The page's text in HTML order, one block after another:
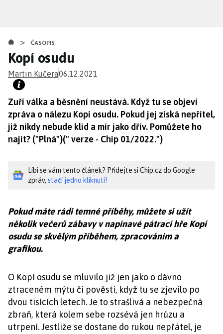
obsahu
> ČASOPIS
Kopí osudu
Martin Kučera06.12.2021
Zuří válka a běsnění neustává. Když tu se objeví
zpráva o nálezu Kopí osudu. Pokud jej získá nepřítel,
již nikdy nebude klid a mír jako dřív. Pomůžete ho
najít? ("Plná")(" verze - Chip 01/2022.")
Líbí se vám tento článek? Přidejte si Chip.cz do Google
zpráv, stačí jedno kliknutí!
Pokud máte rádi temné příběhy, můžete si užít
několik večerů zábavy v napínavé pátrací hře Kopí
osudu se skvělým příběhem, zpracováním a
grafikou.
O Kopí osudu se mluvilo již jen jako o dávno
ztraceném mýtu či pověsti, když tu se zjevilo po
dvou tisících letech. Je to strašlivá a nebezpečná
zbraň, která kolem sebe rozsévá jen hrůzu a
utrpení. Jestliže se dostane do rukou nepřátel, je